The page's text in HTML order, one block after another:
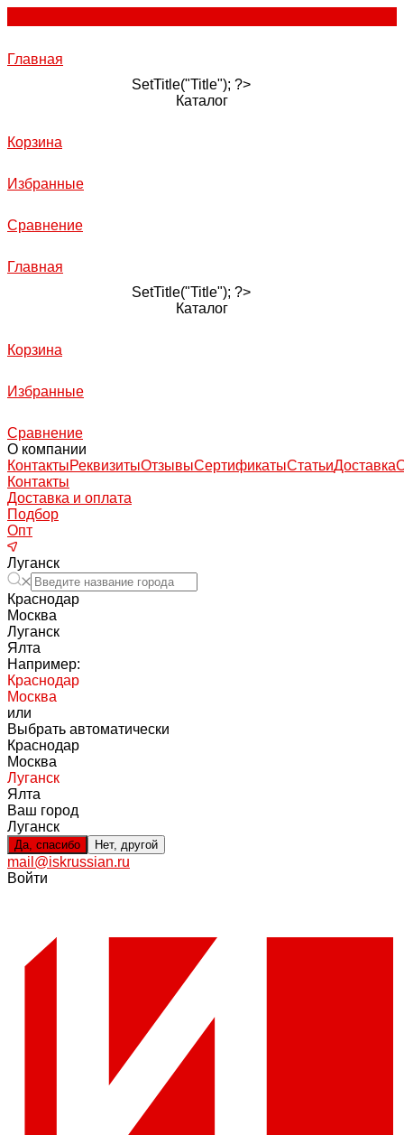
Главная
SetTitle("Title"); ?>
Каталог
Корзина
Избранные
Сравнение
Главная
SetTitle("Title"); ?>
Каталог
Корзина
Избранные
Сравнение
О компании
КонтактыРеквизитыОтзывыСертификатыСтатьиДоставка
Контакты
Доставка и оплата
Подбор
Опт
Луганск
Краснодар
Москва
Луганск
Ялта
Например:
Краснодар
Москва
или
Выбрать автоматически
Краснодар
Москва
Луганск
Ялта
Ваш город
Луганск
Да, спасибо Нет, другой
mail@iskrussian.ru
Войти